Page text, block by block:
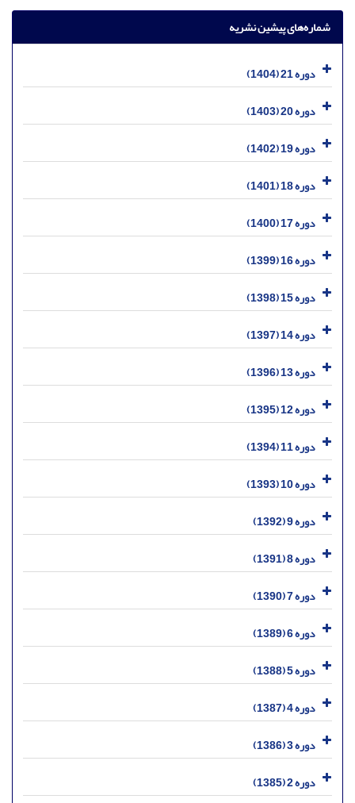
شماره‌های پیشین نشریه
دوره 21 (1404)
دوره 20 (1403)
دوره 19 (1402)
دوره 18 (1401)
دوره 17 (1400)
دوره 16 (1399)
دوره 15 (1398)
دوره 14 (1397)
دوره 13 (1396)
دوره 12 (1395)
دوره 11 (1394)
دوره 10 (1393)
دوره 9 (1392)
دوره 8 (1391)
دوره 7 (1390)
دوره 6 (1389)
دوره 5 (1388)
دوره 4 (1387)
دوره 3 (1386)
دوره 2 (1385)